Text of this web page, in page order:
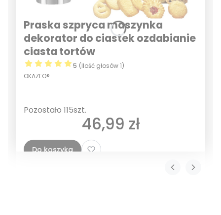
Praska szpryca maszynka
dekorator do ciastek ozdabianie
ciasta tortów
5 (Ilość głosów 1)
OKAZEO®
Pozostało 115szt.
Cena
46,99 zł
Do koszyka